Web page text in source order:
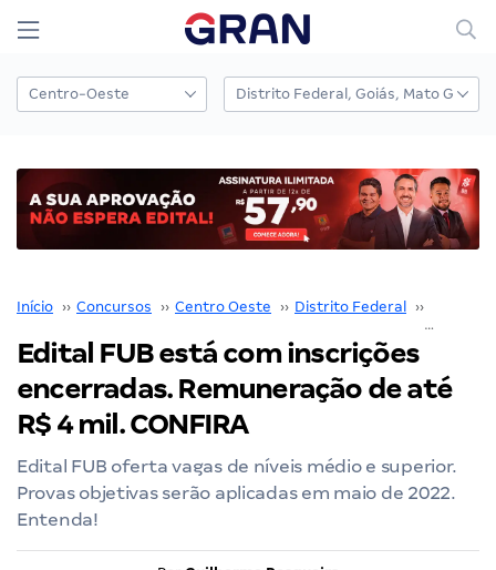
Início ›› Concursos ›› Centro Oeste ›› Distrito Federal ››
Edital FUB está com inscrições
encerradas. Remuneração de até
R$ 4 mil. CONFIRA
Edital FUB oferta vagas de níveis médio e superior.
Provas objetivas serão aplicadas em maio de 2022.
Entenda!